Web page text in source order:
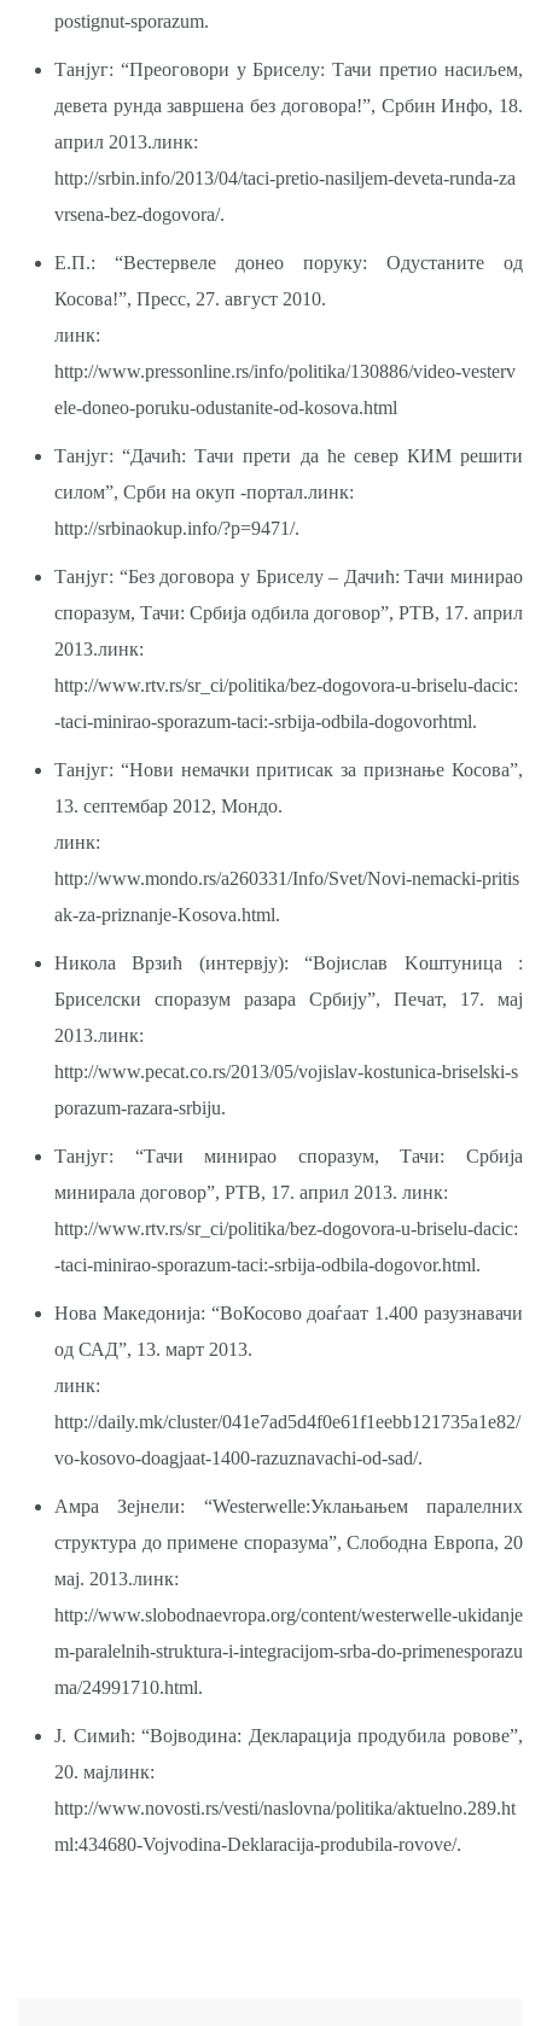
postignut-sporazum.
Танјуг: “Преоговори у Бриселу: Тачи претио насиљем,
девета рунда завршена без договора!”, Србин Инфо, 18.
април 2013.линк:
http://srbin.info/2013/04/taci-pretio-nasiljem-deveta-runda-za
vrsena-bez-dogovora/.
Е.П.: “Вестервеле донео поруку: Одустаните од
Косова!”, Пресс, 27. август 2010.
линк:
http://www.pressonline.rs/info/politika/130886/video-vesterv
ele-doneo-poruku-odustanite-od-kosova.html
Танјуг: “Дачић: Тачи прети да ће север КИМ решити
силом”, Срби на окуп -портал.линк:
http://srbinaokup.info/?p=9471/.
Танјуг: “Без договора у Бриселу – Дачић: Тачи минирао
споразум, Тачи: Србија одбила договор”, РТВ, 17. април
2013.линк:
http://www.rtv.rs/sr_ci/politika/bez-dogovora-u-briselu-dacic:
-taci-minirao-sporazum-taci:-srbija-odbila-dogovorhtml.
Танјуг: “Нови немачки притисак за признање Косова”,
13. септембар 2012, Мондо.
линк:
http://www.mondo.rs/a260331/Info/Svet/Novi-nemacki-pritis
ak-za-priznanje-Kosova.html.
Никола Врзић (интервју): “Војислав Kоштуница :
Бриселски споразум разара Србију”, Печат, 17. мај
2013.линк:
http://www.pecat.co.rs/2013/05/vojislav-kostunica-briselski-s
porazum-razara-srbiju.
Танјуг: “Тачи минирао споразум, Тачи: Србија
минирала договор”, РТВ, 17. април 2013. линк:
http://www.rtv.rs/sr_ci/politika/bez-dogovora-u-briselu-dacic:
-taci-minirao-sporazum-taci:-srbija-odbila-dogovor.html.
Нова Македонија: “ВоКосово доаѓаат 1.400 разузнавачи
од САД”, 13. март 2013.
линк:
http://daily.mk/cluster/041e7ad5d4f0e61f1eebb121735a1e82/
vo-kosovo-doagjaat-1400-razuznavachi-od-sad/.
Амра Зејнели: “Westerwelle:Уклањањем паралелних
структура до примене споразума”, Слободна Европа, 20
мај. 2013.линк:
http://www.slobodnaevropa.org/content/westerwelle-ukidanje
m-paralelnih-struktura-i-integracijom-srba-do-primenesporazu
ma/24991710.html.
Ј. Симић: “Војводина: Декларација продубила ровове”,
20. мајлинк:
http://www.novosti.rs/vesti/naslovna/politika/aktuelno.289.ht
ml:434680-Vojvodina-Deklaracija-produbila-rovove/.